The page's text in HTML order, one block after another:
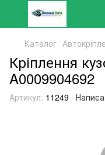
Каталог
Кріплення
A0009904692
Артикул: 11249